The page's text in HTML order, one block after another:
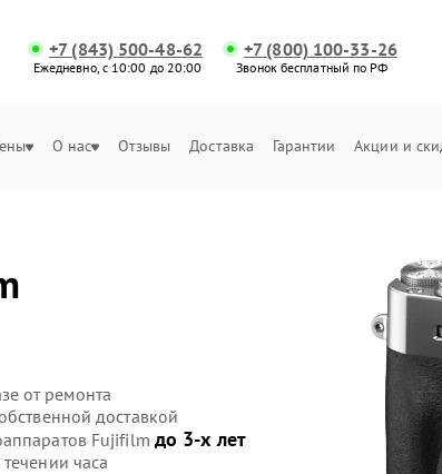
+7 (843) 500-48-62
Ежедневно, с 10:00 до 20:00
+7 (800) 100-33-26
Звонок бесплатный по РФ
О нас Отзывы Доставка Гарантии Акции и
от ремонта
доставкой
Fujifilm до 3-х лет
часа